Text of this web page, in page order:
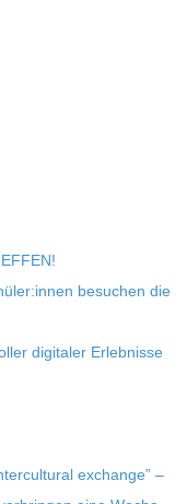
besu­chen die
digi­ta­ler Erleb­nisse
exch­ange” –